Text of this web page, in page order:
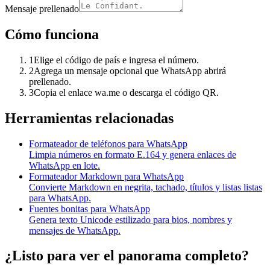
Mensaje prellenado
Cómo funciona
1Elige el código de país e ingresa el número.
2Agrega un mensaje opcional que WhatsApp abrirá
prellenado.
3Copia el enlace wa.me o descarga el código QR.
Herramientas relacionadas
Formateador de teléfonos para WhatsApp
Limpia números en formato E.164 y genera enlaces de
WhatsApp en lote.
Formateador Markdown para WhatsApp
Convierte Markdown en negrita, tachado, títulos y listas listas
para WhatsApp.
Fuentes bonitas para WhatsApp
Genera texto Unicode estilizado para bios, nombres y
mensajes de WhatsApp.
¿Listo para ver el panorama completo?